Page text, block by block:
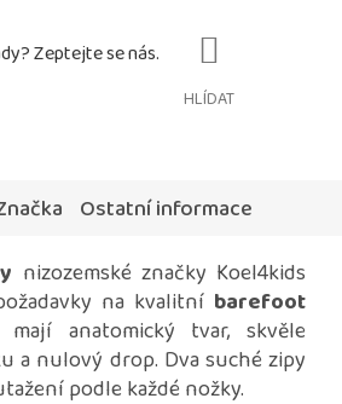
HLÍDAT
Ostatní informace
nizozemské značky Koel4kids
na kvalitní barefoot
mají anatomický tvar, skvěle
a nulový drop. Dva suché zipy
podle každé nožky.